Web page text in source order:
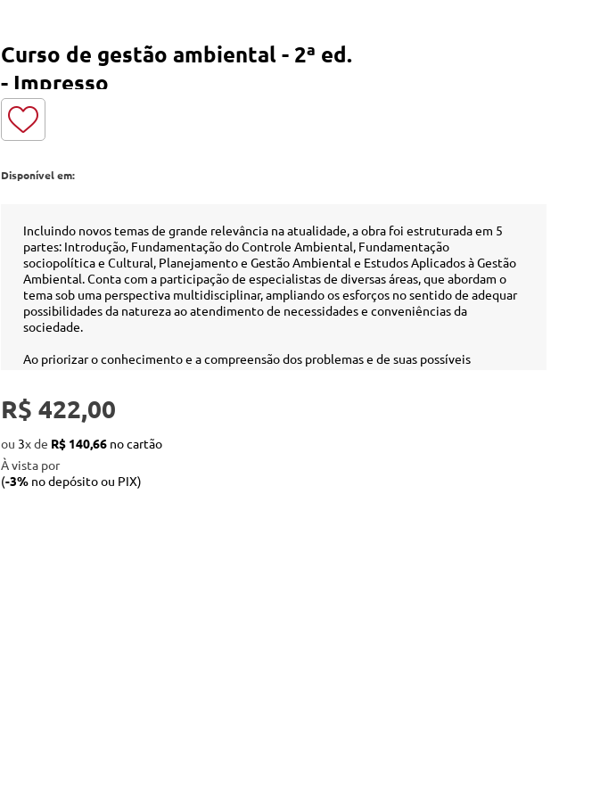
Curso de gestão ambiental - 2ª ed.
- Impresso
Disponível em:
Incluindo novos temas de grande relevância na atualidade, a obra foi estruturada em 5
partes: Introdução, Fundamentação do Controle Ambiental, Fundamentação
sociopolítica e Cultural, Planejamento e Gestão Ambiental e Estudos Aplicados à Gestão
Ambiental. Conta com a participação de especialistas de diversas áreas, que abordam o
tema sob uma perspectiva multidisciplinar, ampliando os esforços no sentido de adequar
possibilidades da natureza ao atendimento de necessidades e conveniências da
sociedade.
Ao priorizar o conhecimento e a compreensão dos problemas e de suas possíveis
também para estudantes e profissionais (administradores, economistas, engenheiros,
arquitetos, advogados, biólogos, geólogos, geógrafos educadores, pedagogos,
sociólogos, entre outros), além do público interessado nesta temática, devido à sua
importância e atualidade.
R$ 422,00
ou 3xde R$ 140,66
À vista por
(-3% no depósito ou PIX)